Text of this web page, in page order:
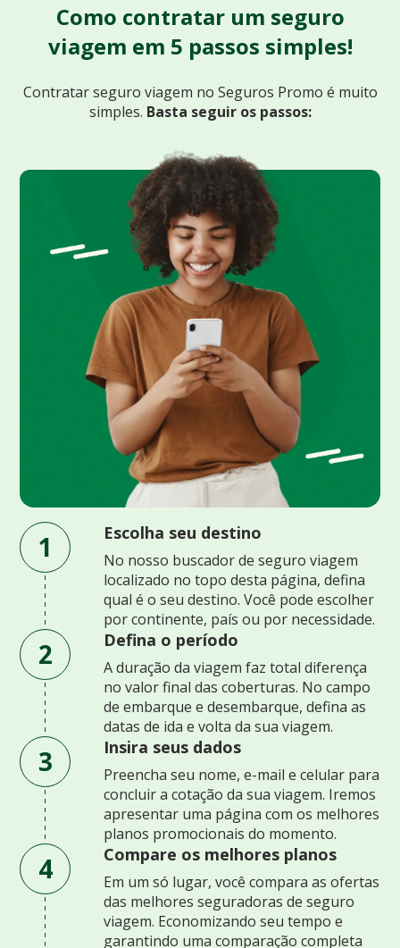
Como contratar um seguro
viagem em 5 passos simples!
Contratar seguro viagem no Seguros Promo é muito
simples. Basta seguir os passos:
1 Escolha seu destino
No nosso buscador de seguro viagem
localizado no topo desta página, defina
qual é o seu destino. Você pode escolher
por continente, país ou por necessidade.
2 Defina o período
A duração da viagem faz total diferença
no valor final das coberturas. No campo
de embarque e desembarque, defina as
datas de ida e volta da sua viagem.
3 Insira seus dados
Preencha seu nome, e-mail e celular para
concluir a cotação da sua viagem. Iremos
apresentar uma página com os melhores
planos promocionais do momento.
4 Compare os melhores planos
Em um só lugar, você compara as ofertas
das melhores seguradoras de seguro
viagem. Economizando seu tempo e
garantindo uma comparação completa